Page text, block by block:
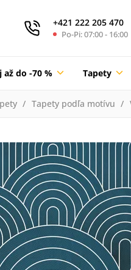
+421 222 205 470
Po-Pi: 07:00 - 16:00
až do -70 % Tapety
Tapety podľa motívu